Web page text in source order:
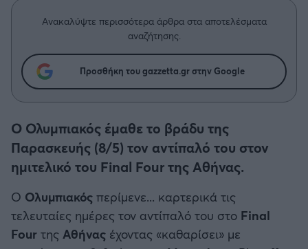
Άρης
Λεβαδειακός
Βόλος
Ατρόμητος Αθηνών
Κηφισιά
Αστέρας Τρίπολης
Μεγάλη μου Αγάπη
Ανακαλύψτε περισσότερα άρθρα στα αποτελέσματα
αναζήτησης.
Προσθήκη του gazzetta.gr στην Google
Ο Ολυμπιακός έμαθε το βράδυ της
Παρασκευής (8/5) τον αντίπαλό του στον
ημιτελικό του Final Four της Αθήνας.
Ο Ολυμπιακός περίμενε... καρτερικά τις
τελευταίες ημέρες τον αντίπαλό του στο Final
Four της Αθήνας έχοντας «καθαρίσει» με